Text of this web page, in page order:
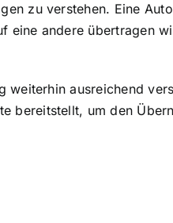
zu verstehen. Eine
eine andere übertragen
weiterhin ausreichend
bereitstellt, um den